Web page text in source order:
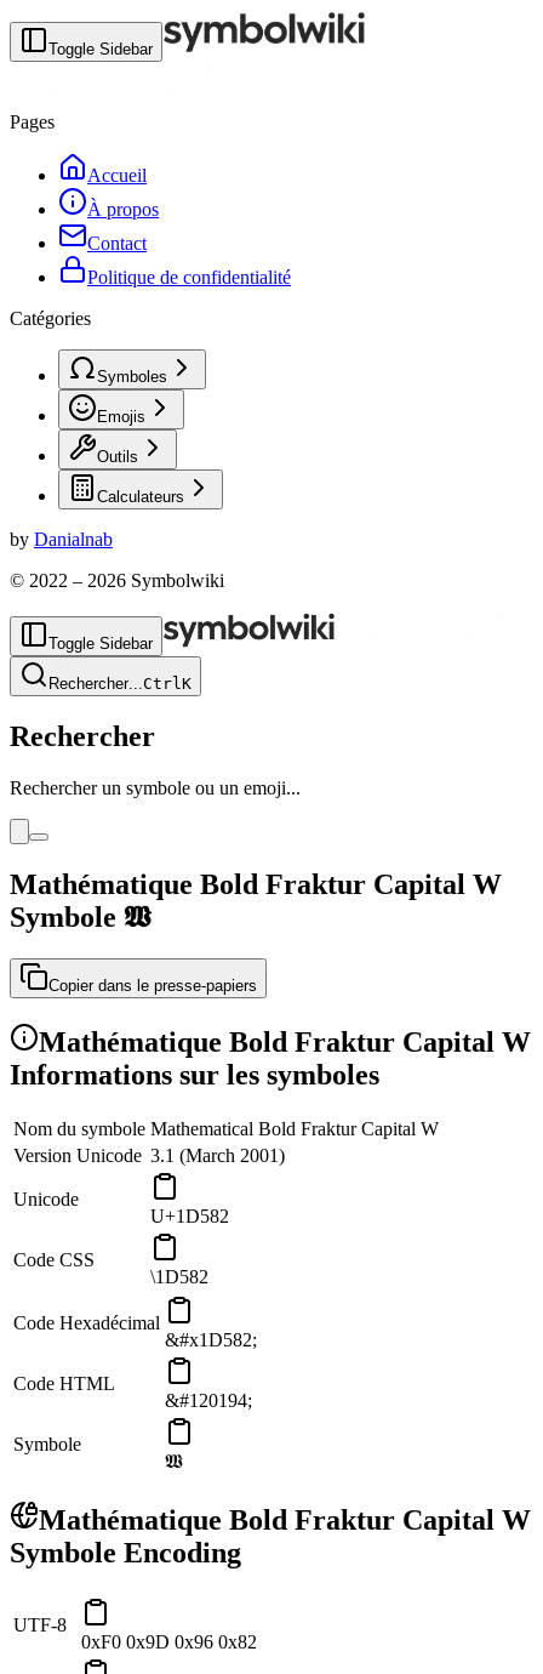
Toggle Sidebar
Pages
Accueil
À propos
Contact
Politique de confidentialité
Catégories
Symboles
Emojis
Outils
Calculateurs
by Danialnab
© 2022 – 2026 Symbolwiki
Toggle Sidebar
Rechercher...CtrlK
Rechercher
Rechercher un symbole ou un emoji...
Mathématique Bold Fraktur Capital W
Symbole 𝖂
Copier dans le presse-papiers
Mathématique Bold Fraktur Capital W
Informations sur les symboles
Nom du symbole Mathematical Bold Fraktur Capital W
Version Unicode 3.1 (March 2001)
Unicode
U+1D582
Code CSS
\1D582
Code Hexadécimal
&#x1D582;
Code HTML
&#120194;
Symbole
𝖂
Mathématique Bold Fraktur Capital W
Symbole Encoding
UTF-8
0xF0 0x9D 0x96 0x82